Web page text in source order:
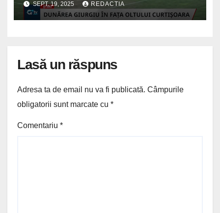
SEPT. 19, 2025 REDACTIA
Lasă un răspuns
Adresa ta de email nu va fi publicată. Câmpurile
obligatorii sunt marcate cu *
Comentariu *